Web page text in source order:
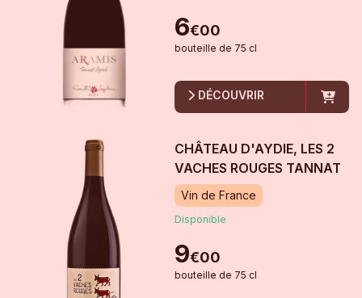
6€00
bouteille de 75 cl
DÉCOUVRIR
CHÂTEAU D'AYDIE, LES 2
VACHES ROUGES TANNAT
Vin de France
Disponible
9€00
bouteille de 75 cl